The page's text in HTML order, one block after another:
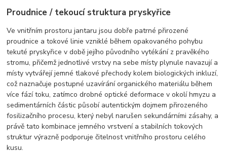
Proudnice / tekoucí struktura pryskyřice
Ve vnitřním prostoru jantaru jsou dobře patrné přirozené
proudnice a tokové linie vzniklé během opakovaného pohybu
tekuté pryskyřice v době jejího původního vytékání z pravěkého
stromu, přičemž jednotlivé vrstvy na sebe místy plynule navazují a
místy vytvářejí jemné tlakové přechody kolem biologických inkluzí,
což naznačuje postupné uzavírání organického materiálu během
více fází toku, zatímco drobné optické deformace v okolí hmyzu a
sedimentárních částic působí autentickým dojmem přirozeného
fosilizačního procesu, který nebyl narušen sekundárními zásahy, a
právě tato kombinace jemného vrstvení a stabilních tokových
struktur výrazně podporuje čitelnost vnitřního prostoru celého
kusu.